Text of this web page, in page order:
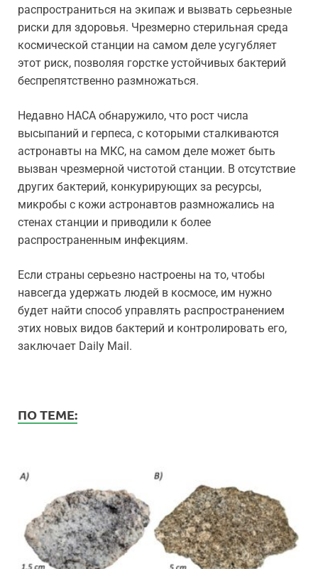
распространиться на экипаж и вызвать серьезные
риски для здоровья. Чрезмерно стерильная среда
космической станции на самом деле усугубляет
этот риск, позволяя горстке устойчивых бактерий
беспрепятственно размножаться.
Недавно НАСА обнаружило, что рост числа
высыпаний и герпеса, с которыми сталкиваются
астронавты на МКС, на самом деле может быть
вызван чрезмерной чистотой станции. В отсутствие
других бактерий, конкурирующих за ресурсы,
микробы с кожи астронавтов размножались на
стенах станции и приводили к более
распространенным инфекциям.
Если страны серьезно настроены на то, чтобы
навсегда удержать людей в космосе, им нужно
будет найти способ управлять распространением
этих новых видов бактерий и контролировать его,
заключает Daily Mail.
ПО ТЕМЕ: